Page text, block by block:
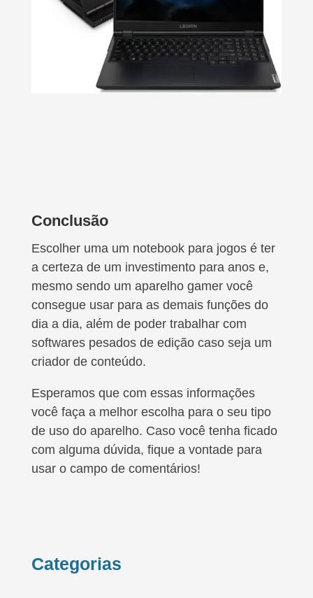
Conclusão
Escolher uma um notebook para jogos é ter
a certeza de um investimento para anos e,
mesmo sendo um aparelho gamer você
consegue usar para as demais funções do
dia a dia, além de poder trabalhar com
softwares pesados de edição caso seja um
criador de conteúdo.
Esperamos que com essas informações
você faça a melhor escolha para o seu tipo
de uso do aparelho. Caso você tenha ficado
com alguma dúvida, fique a vontade para
usar o campo de comentários!
Categorias